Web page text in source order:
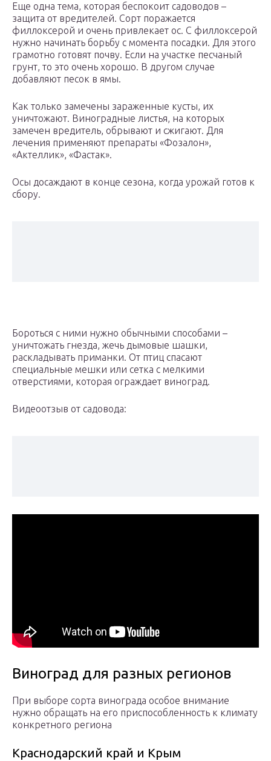
Еще одна тема, которая беспокоит садоводов –
защита от вредителей. Сорт поражается
филлоксерой и очень привлекает ос. С филлоксерой
нужно начинать борьбу с момента посадки. Для этого
грамотно готовят почву. Если на участке песчаный
грунт, то это очень хорошо. В другом случае
добавляют песок в ямы.
Как только замечены зараженные кусты, их
уничтожают. Виноградные листья, на которых
замечен вредитель, обрывают и сжигают. Для
лечения применяют препараты «Фозалон»,
«Актеллик», «Фастак».
Осы досаждают в конце сезона, когда урожай готов к
сбору.
Бороться с ними нужно обычными способами –
уничтожать гнезда, жечь дымовые шашки,
раскладывать приманки. От птиц спасают
специальные мешки или сетка с мелкими
отверстиями, которая ограждает виноград.
Видеоотзыв от садовода:
Виноград для разных регионов
При выборе сорта винограда особое внимание
нужно обращать на его приспособленность к климату
конкретного региона
Краснодарский край и Крым